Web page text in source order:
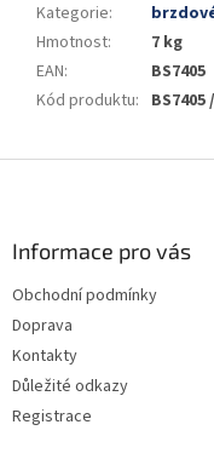
Kategorie:
Hmotnost:
7 kg
EAN:
BS7405
Kód produktu: BS7405
Informace pro vás
Obchodní podmínky
Doprava
Kontakty
Důležité odkazy
Registrace